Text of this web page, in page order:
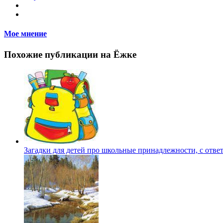
Мое мнение
Похожие публикации на Ёжке
Загадки для детей про школьные принадлежности, с